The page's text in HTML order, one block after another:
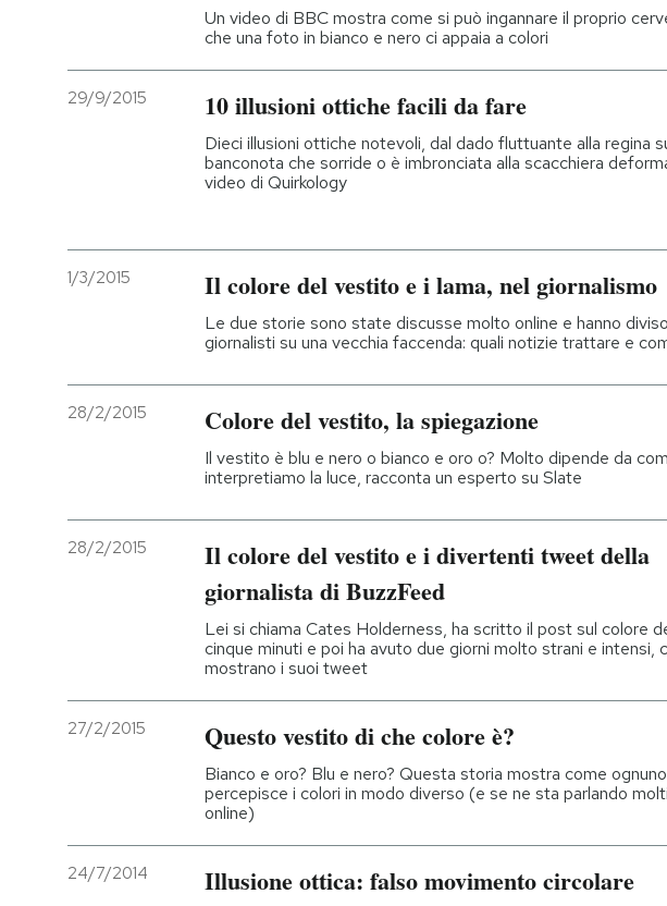
Un video di BBC mostra come si può ingannare il proprio
che una foto in bianco e nero ci appaia a colori
29/9/2015 10 illusioni ottiche facili da fare
Dieci illusioni ottiche notevoli, dal dado fluttuante alla regina
banconota che sorride o è imbronciata alla scacchiera
video di Quirkology
1/3/2015 Il colore del vestito e i lama, nel giornalismo
Le due storie sono state discusse molto online e hanno
giornalisti su una vecchia faccenda: quali notizie trattare e
28/2/2015 Colore del vestito, la spiegazione
Il vestito è blu e nero o bianco e oro o? Molto dipende da
interpretiamo la luce, racconta un esperto su Slate
28/2/2015
Il colore del vestito e i divertenti tweet della
giornalista di BuzzFeed
Lei si chiama Cates Holderness, ha scritto il post sul colore
cinque minuti e poi ha avuto due giorni molto strani e intensi,
mostrano i suoi tweet
27/2/2015 Questo vestito di che colore è?
Bianco e oro? Blu e nero? Questa storia mostra come
percepisce i colori in modo diverso (e se ne sta parlando
online)
24/7/2014 Illusione ottica: falso movimento circolare